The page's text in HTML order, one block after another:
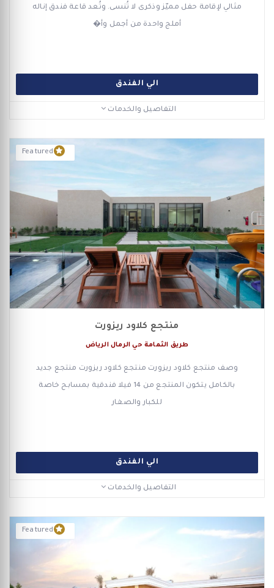
مثالي لإقامة حفل مميّز وذكرى لا تُنسى. وتُعد قاعة فندق إناله
أملج واحدة من أجمل وأ�
الي الفندق
التفاصيل والخدمات
Featured
منتجع كلاود ريزورت
طريق الثمامة حي الرمال الرياض
وصف منتجع كلاود ريزورت منتجع كلاود ريزورت منتجع جديد
بالكامل يتكون المنتجع من 14 فيلا فندقية بمسابح خاصة
للكبار والصغار
الي الفندق
التفاصيل والخدمات
Featured